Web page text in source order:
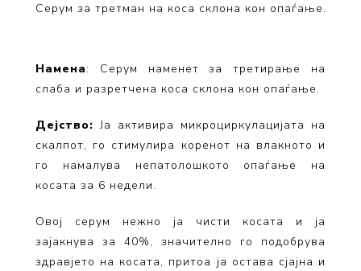
Серум за третман на коса склона кон опаѓање.
Намена: Серум наменет за третирање на
слаба и разретчена коса склона кон опаѓање.
Дејство: Ја активира микроциркулацијата на
скалпот, го стимулира коренот на влакното и
го намалува непатолошкото опаѓање на
косата за 6 недели.
Овој серум нежно ја чисти косата и ја
зајакнува за 40%, значително го подобрува
здравјето на косата, притоа ја остава сјајна и